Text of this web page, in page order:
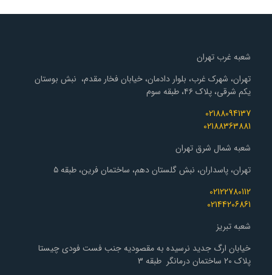
شعبه غرب تهران
تهران، شهرک غرب، بلوار دادمان، خیابان فخار مقدم، نبش بوستان
یکم شرقی، پلاک ۴۶، طبقه سوم
02188094137
02188363881
شعبه شمال شرق تهران
تهران، پاسداران، نبش گلستان دهم، ساختمان فرین، طبقه ۵
02122780112
02144206861
شعبه تبریز
خیابان ارگ جدید نرسیده به مقصودیه جنب فست فودی چیستا
پلاک 20 ساختمان درمانگر طبقه 3